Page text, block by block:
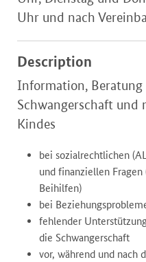
Uhr und nach
Description
Information,
Schwangerschaft und
Kindes
bei sozialrechtlichen
und finanziellen
Beihilfen)
bei
fehlender
die Schwangerschaft
vor, während und nach